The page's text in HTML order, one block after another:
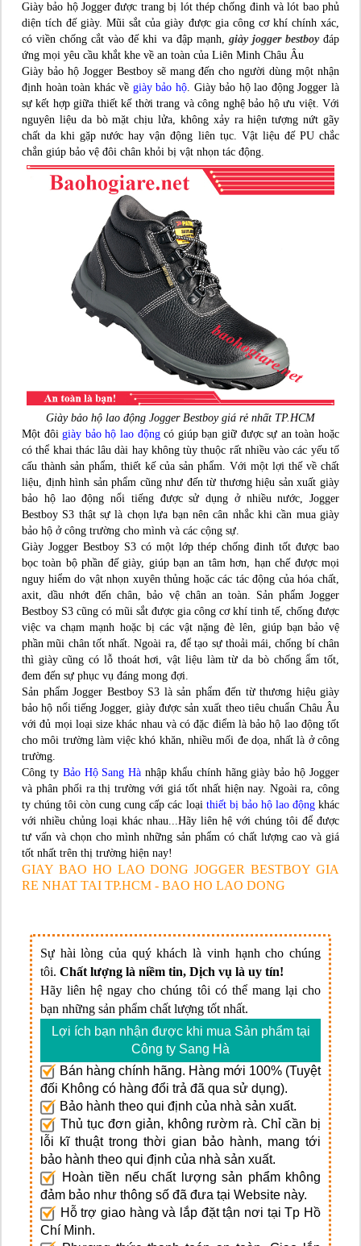
Giày bảo hộ Jogger được trang bị lót thép chống đinh và lót bao phủ
diện tích đế giày. Mũi sắt của giày được gia công cơ khí chính xác,
có viền chống cắt vào đế khi va đập mạnh, giày jogger bestboyđáp
ứng mọi yêu cầu khắt khe về an toàn của Liên Minh Châu Âu
Giày bảo hộ Jogger Bestboy sẽ mang đến cho người dùng một nhận
định hoàn toàn khác về giày bảo hộ. Giày bảo hộ lao động Jogger là
sự kết hợp giữa thiết kế thời trang và công nghệ bảo hộ ưu việt. Với
nguyên liệu da bò mặt chịu lửa, không xảy ra hiện tượng nứt gãy
chất da khi gặp nước hay vận động liên tục. Vật liệu đế PU chắc
chắn giúp bảo vệ đôi chân khỏi bị vật nhọn tác động.
Giày bảo hộ lao động Jogger Bestboy giá rẻ nhất TP.HCM
Một đôigiày bảo hộ lao độngcó giúp bạn giữ được sự an toàn hoặc
có thể khai thác lâu dài hay không tùy thuộc rất nhiều vào các yếu tố
cấu thành sản phẩm, thiết kế của sản phẩm. Với một lợi thế về chất
liệu, định hình sản phẩm cũng như đến từ thương hiệu sản xuất giày
bảo hộ lao động nổi tiếng được sử dụng ở nhiều nước, Jogger
Bestboy S3 thật sự là chọn lựa bạn nên cân nhắc khi cần mua giày
bảo hộ ở công trường cho mình và các cộng sự.
Giày Jogger Bestboy S3 có một lớp thép chống đinh tốt được bao
bọc toàn bộ phần đế giày, giúp bạn an tâm hơn, hạn chế được mọi
nguy hiểm do vật nhọn xuyên thủng hoặc các tác động của hóa chất,
axit, dầu nhớt đến chân, bảo vệ chân an toàn. Sản phẩm Jogger
Bestboy S3 cũng có mũi sắt được gia công cơ khí tinh tế, chống được
việc va chạm mạnh hoặc bị các vật nặng đè lên, giúp bạn bảo vệ
phần mũi chân tốt nhất. Ngoài ra, để tạo sự thoải mái, chống bí chân
thì giày cũng có lỗ thoát hơi, vật liệu làm từ da bò chống ẩm tốt,
đem đến sự phục vụ đáng mong đợi.
Sản phẩm Jogger Bestboy S3 là sản phẩm đến từ thương hiệu giày
bảo hộ nổi tiếng Jogger, giày được sản xuất theo tiêu chuẩn Châu Âu
với đủ mọi loại size khác nhau và có đặc điểm là bảo hộ lao động tốt
cho môi trường làm việc khó khăn, nhiều mối đe dọa, nhất là ở công
trường.
Công ty Bảo Hộ Sang Hà nhập khẩu chính hãng giày bảo hộ Jogger
và phân phối ra thị trường với giá tốt nhất hiện nay. Ngoài ra, công
ty chúng tôi còn cung cung cấp các loại thiết bị bảo hộ lao độngkhác
với nhiều chủng loại khác nhau...Hãy liên hệ với chúng tôi để được
tư vấn và chọn cho mình những sản phẩm có chất lượng cao và giá
tốt nhất trên thị trường hiện nay!
GIAY BAO HO LAO DONG JOGGER BESTBOY GIA
RE NHAT TAI TP.HCM - BAO HO LAO DONG
Sự hài lòng của quý khách là vinh hạnh cho chúng
tôi. Chất lượng là niềm tin, Dịch vụ là uy tín!
Hãy liên hệ ngay cho chúng tôi có thể mang lại cho
bạn những sản phẩm chất lượng tốt nhất.
Lợi ích bạn nhận được khi mua Sản phẩm tại
Công ty Sang Hà
Bán hàng chính hãng. Hàng mới 100% (Tuyệt
đối Không có hàng đổi trả đã qua sử dụng).
Bảo hành theo qui định của nhà sản xuất.
Thủ tục đơn giản, không rườm rà. Chỉ cần bị
lỗi kĩ thuật trong thời gian bảo hành, mang tới
bảo hành theo qui định của nhà sản xuất.
Hoàn tiền nếu chất lượng sản phẩm không
đảm bảo như thông số đã đưa tại Website này.
Hỗ trợ giao hàng và lắp đặt tận nơi tại Tp Hồ
Chí Minh.